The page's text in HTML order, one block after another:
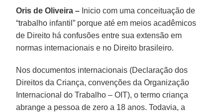
Oris de Oliveira – Inicio com uma conceituação de
“trabalho infantil” porque até em meios acadêmicos
de Direito há confusões entre sua extensão em
normas internacionais e no Direito brasileiro.
Nos documentos internacionais (Declaração dos
Direitos da Criança, convenções da Organização
Internacional do Trabalho – OIT), o termo criança
abrange a pessoa de zero a 18 anos. Todavia, a